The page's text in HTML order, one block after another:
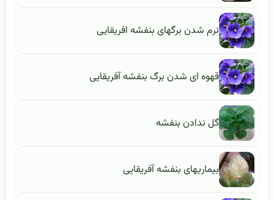
نرم شدن برگهای بنفشه افریقایی
قهوه ای شدن برگ بنفشه آفریقایی
گل ندادن بنفشه
بیماریهای بنفشه آفریقایی